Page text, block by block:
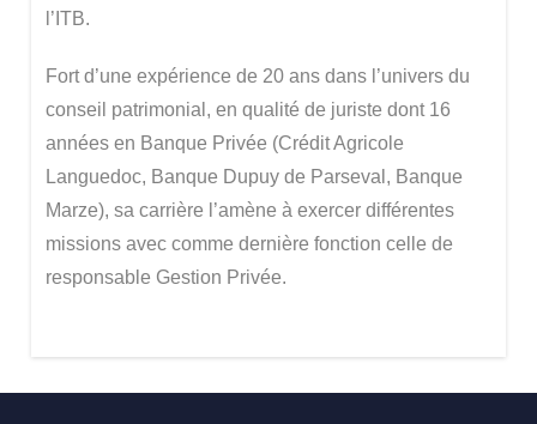
l’ITB.
Fort d’une expérience de 20 ans dans l’univers du
conseil patrimonial, en qualité de juriste dont 16
années en Banque Privée (Crédit Agricole
Languedoc, Banque Dupuy de Parseval, Banque
Marze), sa carrière l’amène à exercer différentes
missions avec comme dernière fonction celle de
responsable Gestion Privée.